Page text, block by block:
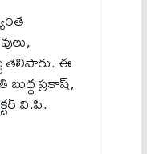
తెలిపారు. ఈ
ప్రకాష్,
వి.పి.